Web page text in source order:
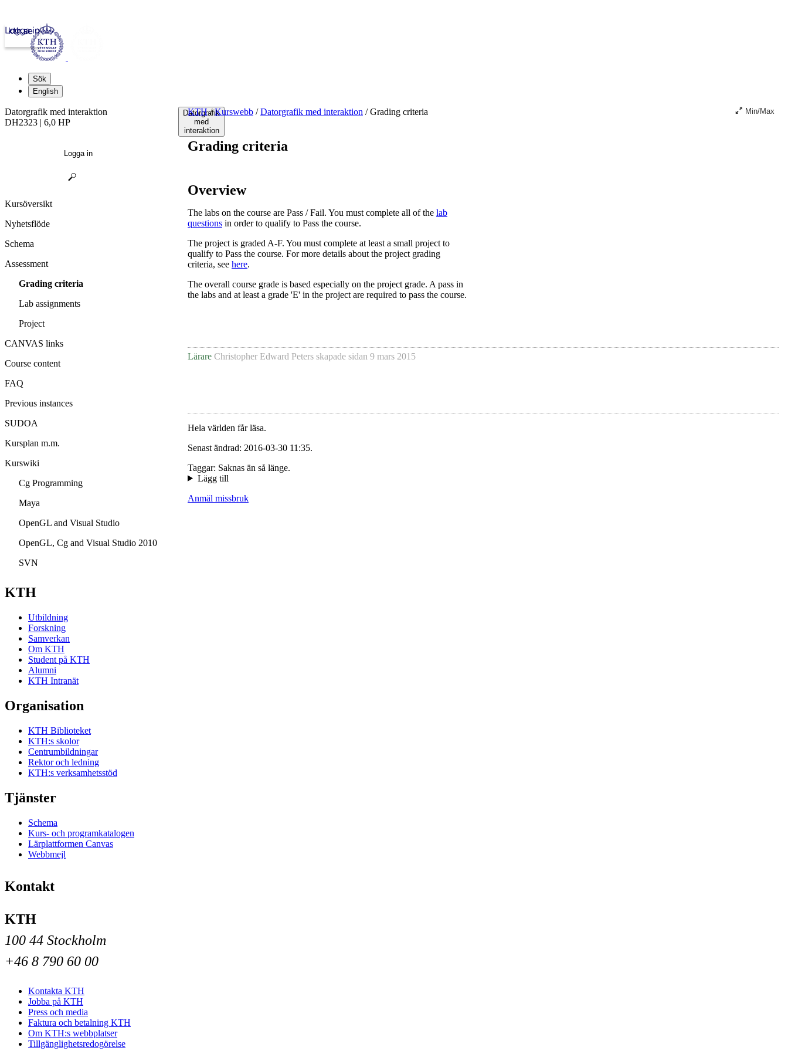
kth.se
Logga in
Sök
English
Datorgrafik
med
interaktion
KTH / Kurswebb / Datorgrafik med interaktion /Grading criteria Min/Max
Grading criteria
Overview
The labs on the course are Pass / Fail. You must complete all of the lab
questions in order to qualify to Pass the course.
The project is graded A-F. You must complete at least a small project to
qualify to Pass the course. For more details about the project grading
criteria, see here.
The overall course grade is based especially on the project grade. A pass in
the labs and at least a grade 'E' in the project are required to pass the course.
Lärare Christopher Edward Peters skapade sidan 9 mars 2015
Hela världen får läsa.
Senast ändrad: 2016-03-30 11:35.
Taggar: Saknas än så länge.
Lägg till
Anmäl missbruk
Datorgrafik med interaktion
DH2323 | 6,0 HP
Logga in
Kursöversikt
Nyhetsflöde
Schema
Assessment
Grading criteria
Lab assignments
Project
CANVAS links
Course content
FAQ
Previous instances
SUDOA
Kursplan m.m.
Kurswiki
Cg Programming
Maya
OpenGL and Visual Studio
OpenGL, Cg and Visual Studio 2010
SVN
KTH
Utbildning
Forskning
Samverkan
Om KTH
Student på KTH
Alumni
KTH Intranät
Organisation
KTH Biblioteket
KTH:s skolor
Centrumbildningar
Rektor och ledning
KTH:s verksamhetsstöd
Tjänster
Schema
Kurs- och programkatalogen
Lärplattformen Canvas
Webbmejl
Kontakt
KTH
100 44 Stockholm
+46 8 790 60 00
Kontakta KTH
Jobba på KTH
Press och media
Faktura och betalning KTH
Om KTH:s webbplatser
Tillgänglighetsredogörelse